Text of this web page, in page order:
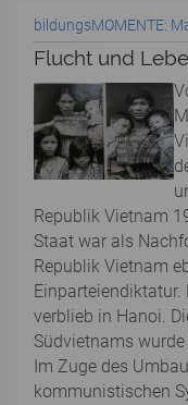
bildungsMOMENTE:
Flucht und
Republik Vietnam
Staat war als
Republik Vietnam
Einparteiendiktatur.
verblieb in Hanoi.
Südvietnams
Im Zuge des
kommunistischen